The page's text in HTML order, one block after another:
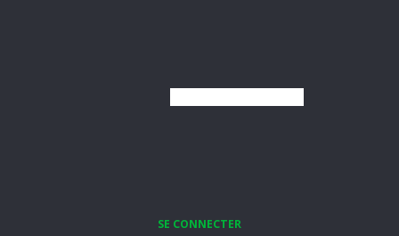
SE CONNECTER